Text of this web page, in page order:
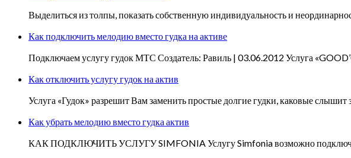
Выделиться из толпы, показать собственную индивидуальность и
Как подключить мелодию вместо гудка на активе
Подключаем услугу гудок МТС Создатель: Равиль | 03.06.2012 Услуга
Как отключить услугу гудок на актив
Услуга «Гудок» разрешит Вам заменить простые долгие гудки, каковые
Как убрать мелодию вместо гудка актив
КАК ПОДКЛЮЧИТЬ УСЛУГУ SIMFONIA Услугу Simfonia возможно